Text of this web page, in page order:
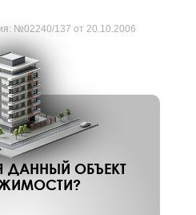
№02240/137 от 20.10.2006
ДАННЫЙ ОБЪЕКТ